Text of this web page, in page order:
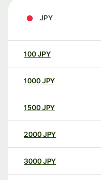
JPY
100JPY
1000JPY
1500JPY
2000JPY
3000JPY